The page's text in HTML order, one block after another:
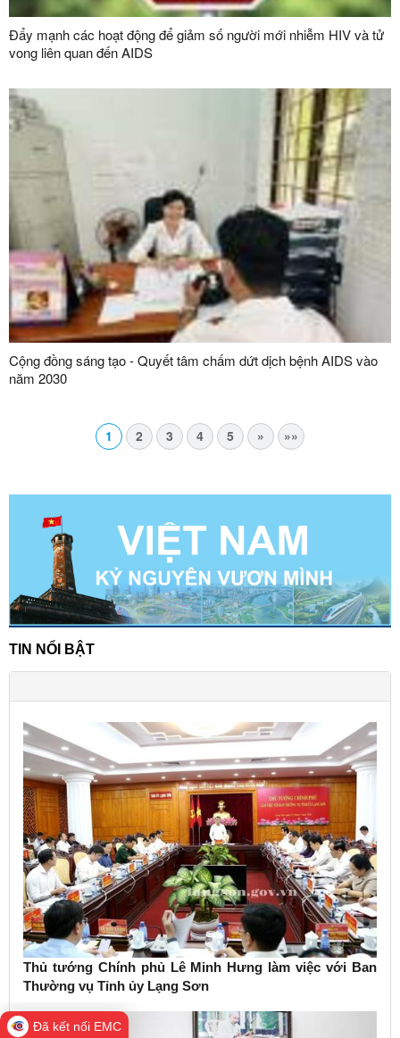
Đẩy mạnh các hoạt động để giảm số người mới nhiễm HIV và tử
vong liên quan đến AIDS
Cộng đồng sáng tạo - Quyết tâm chấm dứt dịch bệnh AIDS vào
năm 2030
1 2 3 4 5 » »»
TIN NỔI BẬT
Thủ tướng Chính phủ Lê Minh Hưng làm việc với Ban
Thường vụ Tỉnh ủy Lạng Sơn
Đã kết nối EMC